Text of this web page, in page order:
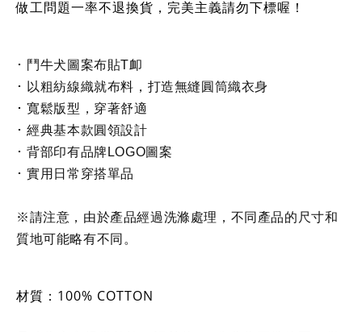
做工問題一率不退換貨，完美主義請勿下標喔！
･ 鬥牛犬圖案布貼T卹
･ 以粗紡線織就布料，打造無縫圓筒織衣身
･ 寬鬆版型，穿著舒適
･ 經典基本款圓領設計
･ 背部印有品牌LOGO圖案
･ 實用日常穿搭單品
※請注意，由於產品經過洗滌處理，不同產品的尺寸和
質地可能略有不同。
材質：100% COTTON